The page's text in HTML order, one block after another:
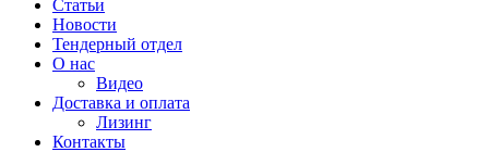
Статьи
Новости
Тендерный отдел
О нас
Видео
Доставка и оплата
Лизинг
Контакты